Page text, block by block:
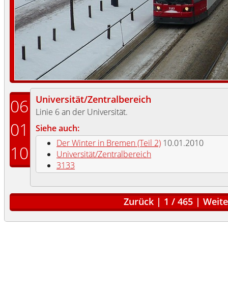
06
01
10
Universität/Zentralbereich
Linie 6 an der Universität.
Siehe auch:
Der Winter in Bremen (Teil 2) 10.01.2010
Universität/Zentralbereich
3133
Zurück | 1 / 465 |